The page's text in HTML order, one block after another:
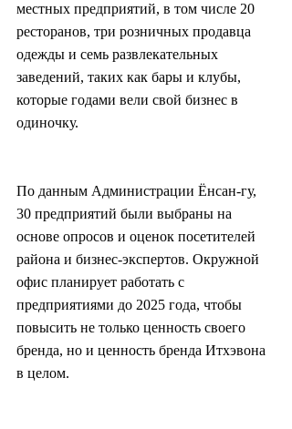
местных предприятий, в том числе 20
ресторанов, три розничных продавца
одежды и семь развлекательных
заведений, таких как бары и клубы,
которые годами вели свой бизнес в
одиночку.
По данным Администрации Ёнсан-гу,
30 предприятий были выбраны на
основе опросов и оценок посетителей
района и бизнес-экспертов. Окружной
офис планирует работать с
предприятиями до 2025 года, чтобы
повысить не только ценность своего
бренда, но и ценность бренда Итхэвона
в целом.